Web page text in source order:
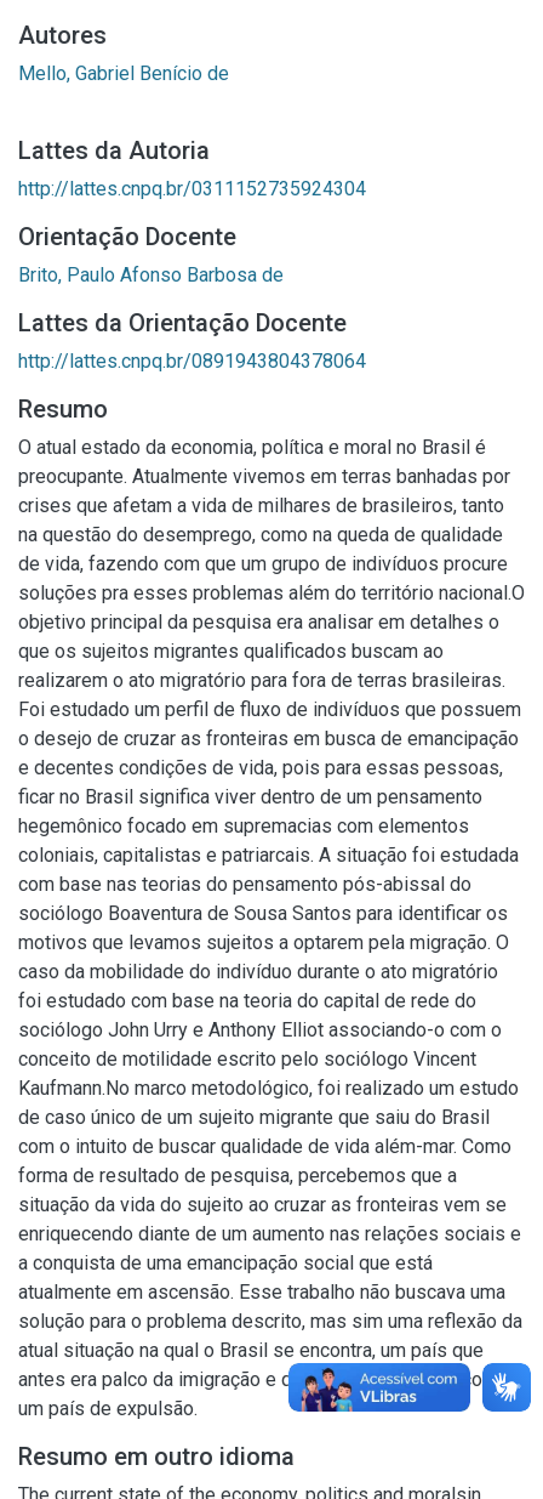
Autores
Mello, Gabriel Benício de
Lattes da Autoria
http://lattes.cnpq.br/0311152735924304
Orientação Docente
Brito, Paulo Afonso Barbosa de
Lattes da Orientação Docente
http://lattes.cnpq.br/0891943804378064
Resumo
O atual estado da economia, política e moral no Brasil é
preocupante. Atualmente vivemos em terras banhadas por
crises que afetam a vida de milhares de brasileiros, tanto
na questão do desemprego, como na queda de qualidade
de vida, fazendo com que um grupo de indivíduos procure
soluções pra esses problemas além do território nacional.O
objetivo principal da pesquisa era analisar em detalhes o
que os sujeitos migrantes qualificados buscam ao
realizarem o ato migratório para fora de terras brasileiras.
Foi estudado um perfil de fluxo de indivíduos que possuem
o desejo de cruzar as fronteiras em busca de emancipação
e decentes condições de vida, pois para essas pessoas,
ficar no Brasil significa viver dentro de um pensamento
hegemônico focado em supremacias com elementos
coloniais, capitalistas e patriarcais. A situação foi estudada
com base nas teorias do pensamento pós-abissal do
sociólogo Boaventura de Sousa Santos para identificar os
motivos que levamos sujeitos a optarem pela migração. O
caso da mobilidade do indivíduo durante o ato migratório
foi estudado com base na teoria do capital de rede do
sociólogo John Urry e Anthony Elliot associando-o com o
conceito de motilidade escrito pelo sociólogo Vincent
Kaufmann.No marco metodológico, foi realizado um estudo
de caso único de um sujeito migrante que saiu do Brasil
com o intuito de buscar qualidade de vida além-mar. Como
forma de resultado de pesquisa, percebemos que a
situação da vida do sujeito ao cruzar as fronteiras vem se
enriquecendo diante de um aumento nas relações sociais e
a conquista de uma emancipação social que está
atualmente em ascensão. Esse trabalho não buscava uma
solução para o problema descrito, mas sim uma reflexão da
atual situação na qual o Brasil se encontra, um país que
antes era palco da imigração e que hoje se encontra como
um país de expulsão.
Resumo em outro idioma